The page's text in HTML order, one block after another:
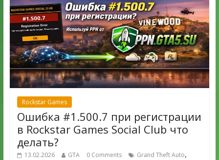
Rockstar Games
Ошибка #1.500.7 при регистрации
в Rockstar Games Social Club что
делать?
13.02.2026 GTA 0 Comments Grand Theft Auto,